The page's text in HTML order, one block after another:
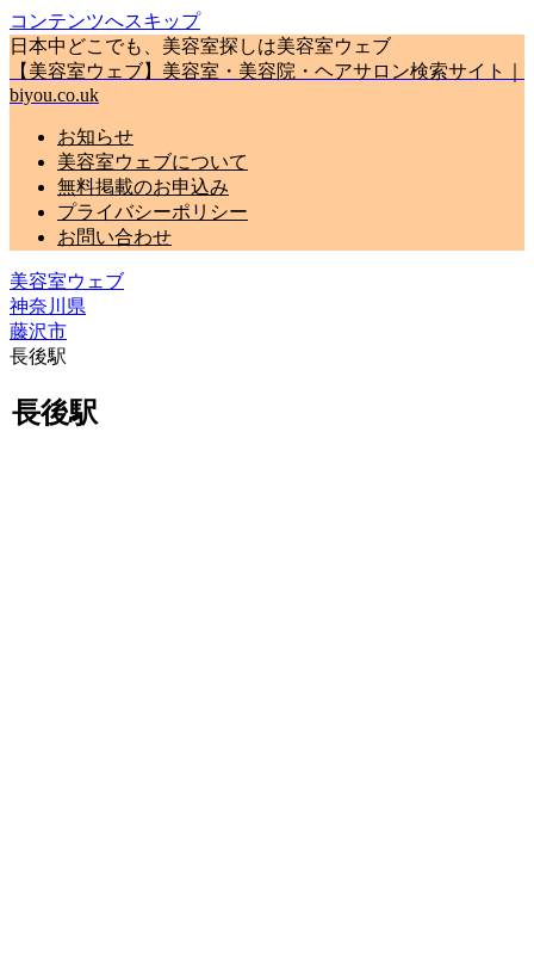
コンテンツへスキップ
日本中どこでも、美容室探しは美容室ウェブ
【美容室ウェブ】美容室・美容院・ヘアサロン検索サイト｜
biyou.co.uk
お知らせ
美容室ウェブについて
無料掲載のお申込み
プライバシーポリシー
お問い合わせ
美容室ウェブ
神奈川県
藤沢市
長後駅
長後駅